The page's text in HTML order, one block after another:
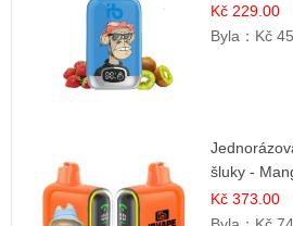
Kč 229.00
Byla： Kč
šluky -
ovocná směs
Kč 373.00